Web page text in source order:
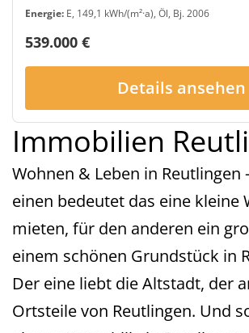
Energie: E, 149,1 kWh/(m²·a), Öl, Bj. 2006
539.000 €
Details ansehen
Immobilien
Wohnen & Leben in Reutlingen
einen bedeutet das eine kleine
mieten, für den anderen ein
einem schönen Grundstück in
Der eine liebt die Altstadt, der
Ortsteile von Reutlingen. Und